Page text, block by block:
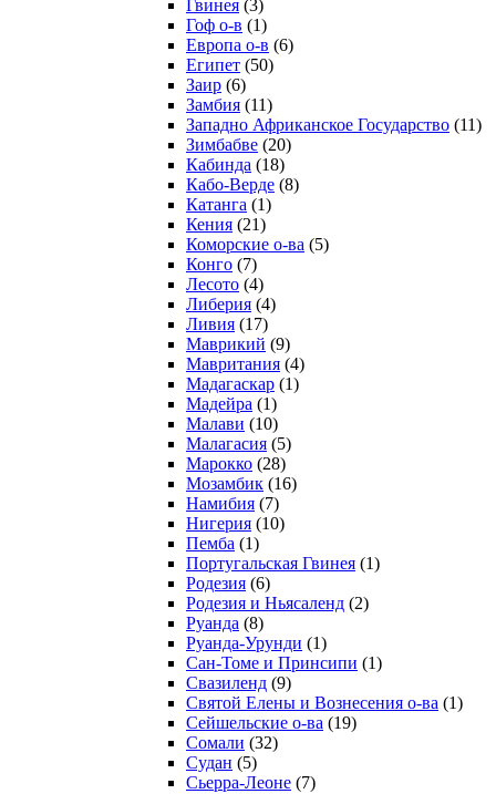
Гвинея (3)
Гоф о-в (1)
Европа о-в (6)
Египет (50)
Заир (6)
Замбия (11)
Западно Африканское Государство (11)
Зимбабве (20)
Кабинда (18)
Кабо-Верде (8)
Катанга (1)
Кения (21)
Коморcкие о-ва (5)
Конго (7)
Лесото (4)
Либерия (4)
Ливия (17)
Маврикий (9)
Мавритания (4)
Мадагаскар (1)
Мадейра (1)
Малави (10)
Малагасия (5)
Марокко (28)
Мозамбик (16)
Намибия (7)
Нигерия (10)
Пемба (1)
Португальская Гвинея (1)
Родезия (6)
Родезия и Ньясаленд (2)
Руанда (8)
Руанда-Урунди (1)
Сан-Томе и Принсипи (1)
Свазиленд (9)
Святой Елены и Вознесения о-ва (1)
Сейшельские о-ва (19)
Сомали (32)
Судан (5)
Сьерра-Леоне (7)